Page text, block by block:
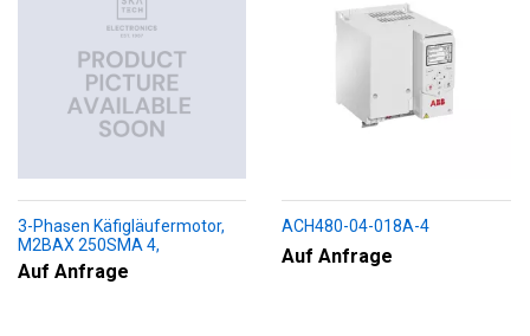
3-Phasen Käfigläufermotor,
M2BAX 250SMA 4,
+188+230+451+009
Auf Anfrage
ACH480-04-018A-4
Auf Anfrage